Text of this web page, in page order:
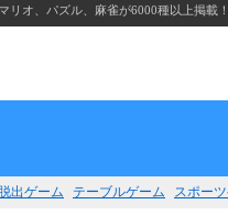
オ、パズル、麻雀が6000種以上掲載！
脱出ゲーム テーブルゲーム スポー